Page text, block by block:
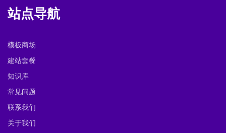
站点导航
模板商场
建站套餐
知识库
常见问题
联系我们
关于我们